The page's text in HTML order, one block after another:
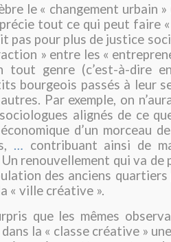
le « changement urbain
tout ce qui peut faire
pas pour plus de justice
» entre les «
genre (c’est-à-dire
bourgeois passés à leur
Par exemple, on
alignés de ce
d’un morceau
… contribuant ainsi de
renouvellement qui va de
des anciens
« ville créative ».
que les mêmes
la « classe créative »